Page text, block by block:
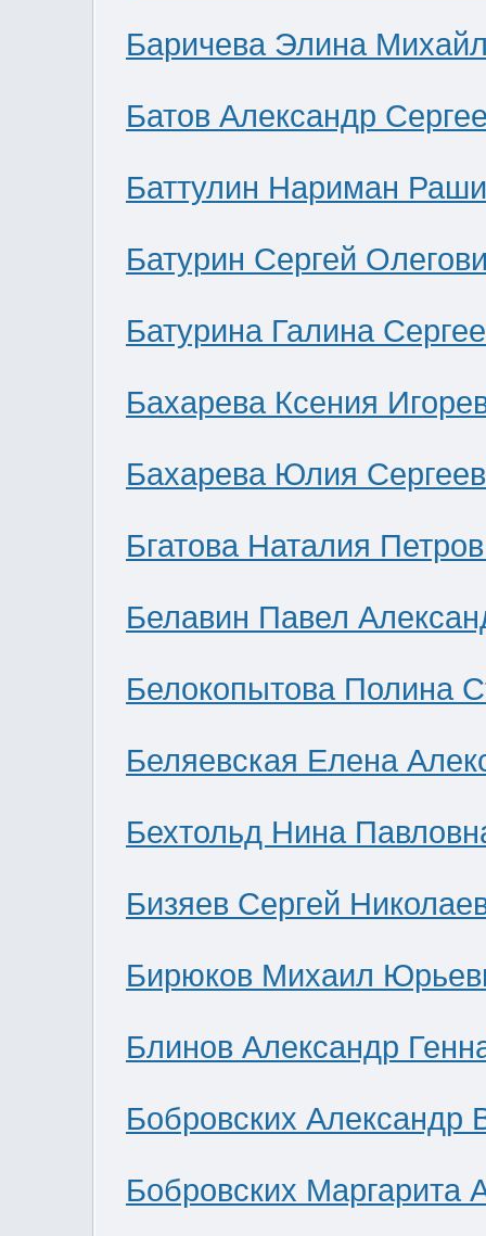
Баричева Элина
Батов Александр
Баттулин Нариман
Батурин Сергей
Батурина Галина
Бахарева Ксения
Бахарева Юлия
Бгатова Наталия
Белавин Павел
Белокопытова Полина
Беляевская Елена
Бехтольд Нина
Бизяев Сергей
Бирюков Михаил
Блинов Александр
Бобровских Александр
Бобровских Маргарита